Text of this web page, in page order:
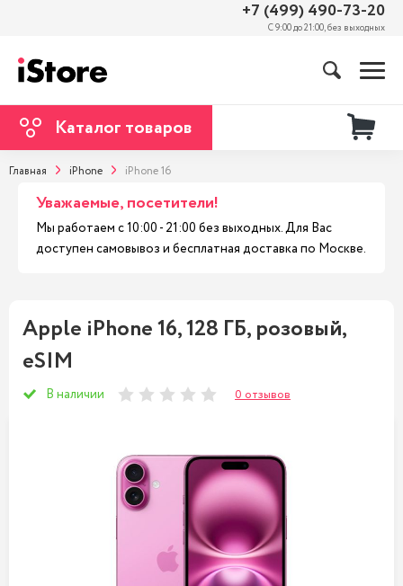
+7 (499) 490-73-20
С 9:00 до 21:00, без выходных
Каталог товаров
Главная iPhone iPhone 16
Уважаемые, посетители!
Мы работаем с 10:00 - 21:00 без выходных. Для Вас
доступен самовывоз и бесплатная доставка по Москве.
Apple iPhone 16, 128 ГБ, розовый,
eSIM
В наличии 0 отзывов